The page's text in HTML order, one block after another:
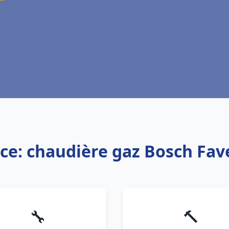
chaudière gaz Bosch
🔧 🔨